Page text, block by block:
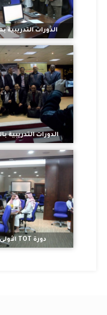
الدورات التدريبية
الدورات التدريبية
دورة TOT الأولى لتدريب المدربين